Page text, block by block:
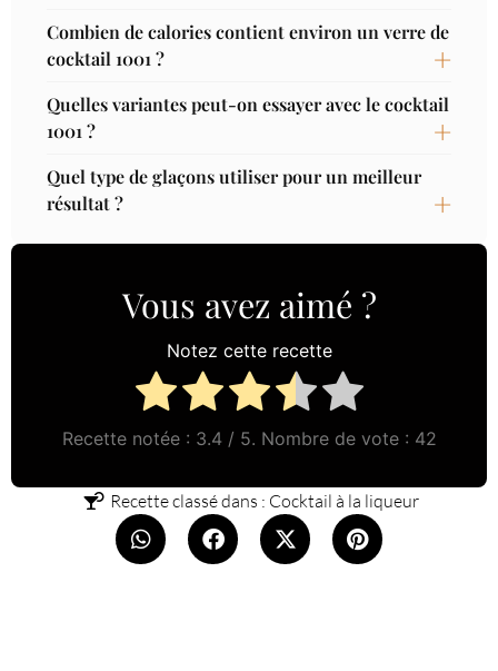
Combien de calories contient environ un verre de
cocktail 1001 ?
Quelles variantes peut-on essayer avec le cocktail
1001 ?
Quel type de glaçons utiliser pour un meilleur
résultat ?
Vous avez aimé ?
Notez cette recette
Recette notée : 3.4/ 5. Nombre de vote : 42
Recette classé dans : Cocktail à la liqueur